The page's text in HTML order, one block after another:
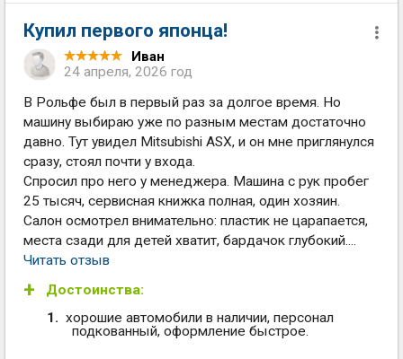
Купил первого японца!
Иван
24 апреля, 2026 год
В Рольфе был в первый раз за долгое время. Но
машину выбираю уже по разным местам достаточно
давно. Тут увидел Mitsubishi ASX, и он мне приглянулся
сразу, стоял почти у входа.
Спросил про него у менеджера. Машина с рук пробег
25 тысяч, сервисная книжка полная, один хозяин.
Салон осмотрел внимательно: пластик не царапается,
места сзади для детей хватит, бардачок глубокий....
Читать отзыв
Достоинства:
хорошие автомобили в наличии, персонал
подкованный, оформление быстрое.